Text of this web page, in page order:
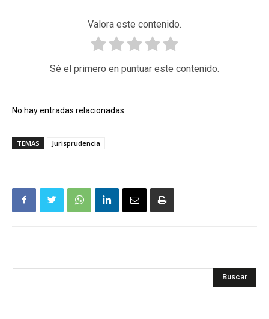
Valora este contenido.
Sé el primero en puntuar este contenido.
No hay entradas relacionadas
TEMAS Jurisprudencia
Buscar